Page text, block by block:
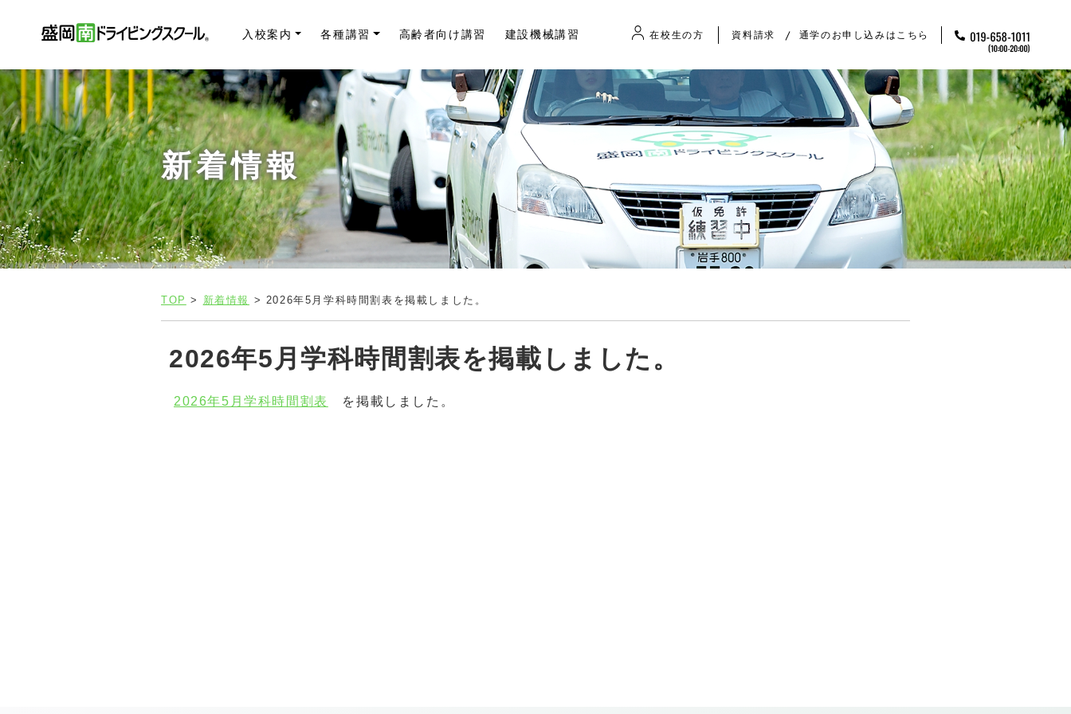
入校案内 各種講習 高齢者向け講習 建設機械講習 在校生の方 資料請求 通学のお申し込みはこちら
新着情報
TOP > 新着情報 > 2026年5月学科時間割表を掲載しました。
2026年5月学科時間割表を掲載しました。
2026年5月学科時間割表 を掲載しました。